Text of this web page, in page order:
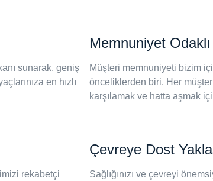
sunarak, geniş
en hızlı
Memnuniyet
Müşteri memnuniyeti bizim
önceliklerden biri. Her
karşılamak ve hatta aşmak
rekabetçi
Çevreye Dost
Sağlığınızı ve çevreyi